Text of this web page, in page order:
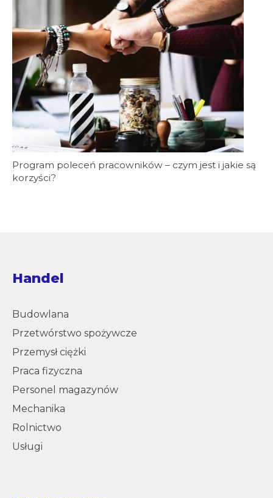
Program poleceń pracowników – czym jest i jakie są
korzyści?
Handel
Budowlana
Przetwórstwo spożywcze
Przemysł ciężki
Praca fizyczna
Personel magazynów
Mechanika
Rolnictwo
Usługi